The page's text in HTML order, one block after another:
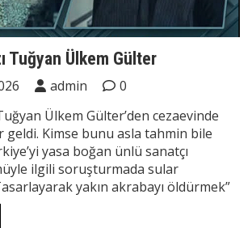
Tuğyan Ülkem Gülter
admin
0
Ülkem Gülter’den cezaevinde
geldi. Kimse bunu asla tahmin bile
yasa boğan ünlü sanatçı
ilgili soruşturmada sular
yakın akrabayı öldürmek”